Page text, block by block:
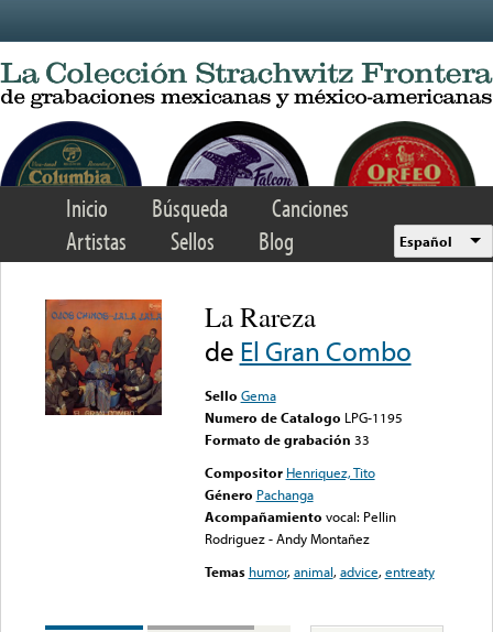
Inicio Búsqueda
Canciones
Artistas
Sellos Blog Español
La Rareza
de El Gran Combo
Sello Gema
Numero de Catalogo LPG-1195
Formato de grabación 33
Compositor Henriquez, Tito
Género Pachanga
Acompañamiento vocal: Pellin
Rodriguez - Andy Montañez
Temas humor,animal,advice,entreaty